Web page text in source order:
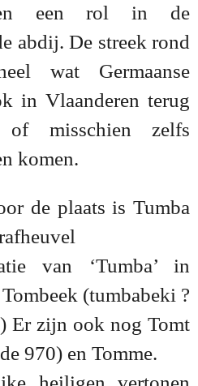
een rol in de
abdij. De streek rond
wat Germaanse
in Vlaanderen terug
misschien zelfs
komen.
de plaats is Tumba
van ‘Tumba’ in
(tumbabeki ?
Er zijn ook nog Tomt
970) en Tomme.